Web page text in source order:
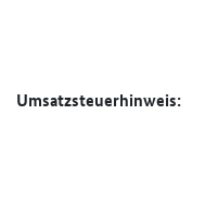
Umsatzsteuer­hinweis: